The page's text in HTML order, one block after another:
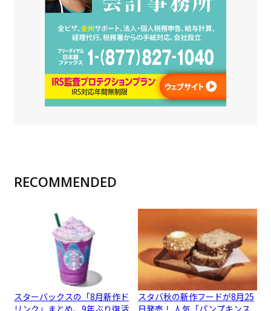
RECOMMENDED
スターバックスの「8月新作ド
スタバ秋の新作フードが8月25